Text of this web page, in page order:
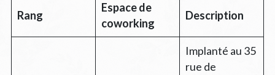
Rang
Espace de
coworking
Description
Implanté au 35
rue de